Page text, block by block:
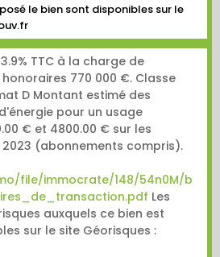
le bien sont disponibles sur le
TTC à la charge de
770 000 €. Classe
D Montant estimé des
pour un usage
€ et 4800.00 € sur les
2023 (abonnements compris).
file/immocrate/148/54n0M/b
Les
auxquels ce bien est
sur le site Géorisques :